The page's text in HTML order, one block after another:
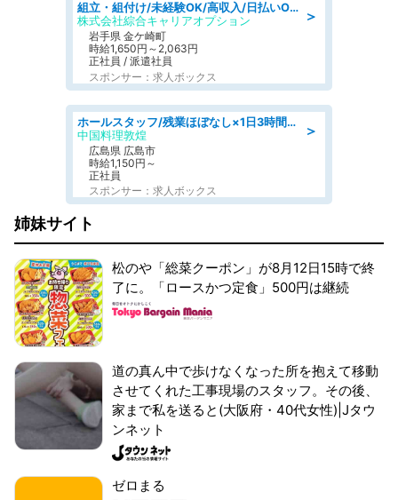
＞
組立・組付け/未経験OK/高収入/日払いOK/交替制/20・30・40代活躍中
株式会社綜合キャリアオプション
岩手県 金ケ崎町
時給1,650円～2,063円
正社員 / 派遣社員
スポンサー：求人ボックス
＞
ホールスタッフ/残業ほぼなし×1日3時間〜勤務OK!フォロー体制も充実/広島県/広島市南区
中国料理敦煌
広島県 広島市
時給1,150円～
正社員
スポンサー：求人ボックス
姉妹サイト
松のや「総菜クーポン」が8月12日15時で終
了に。「ロースかつ定食」500円は継続
道の真ん中で歩けなくなった所を抱えて移動
させてくれた工事現場のスタッフ。その後、
家まで私を送ると(大阪府・40代女性)|Jタウ
ンネット
ゼロまる